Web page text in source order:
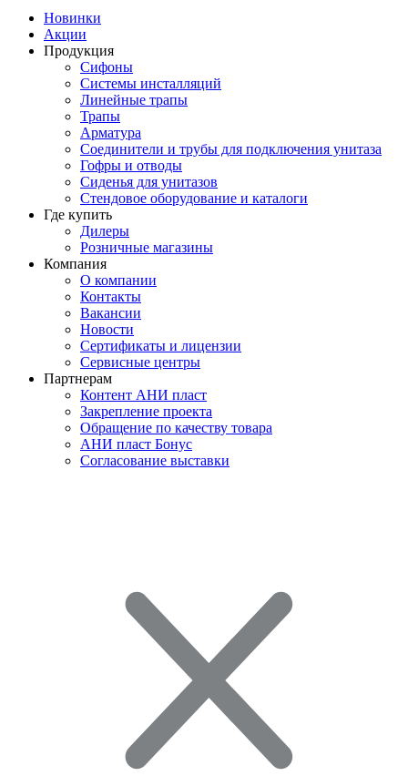
Новинки
Акции
Продукция
Сифоны
Системы инсталляций
Линейные трапы
Трапы
Арматура
Соединители и трубы для подключения унитаза
Гофры и отводы
Сиденья для унитазов
Стендовое оборудование и каталоги
Где купить
Дилеры
Розничные магазины
Компания
О компании
Контакты
Вакансии
Новости
Сертификаты и лицензии
Сервисные центры
Партнерам
Контент АНИ пласт
Закрепление проекта
Обращение по качеству товара
АНИ пласт Бонус
Согласование выставки